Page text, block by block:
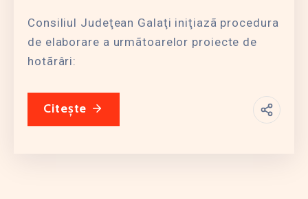
Consiliul Judeţean Galaţi iniţiazã procedura
de elaborare a urmãtoarelor proiecte de
hotãrâri:
Citește